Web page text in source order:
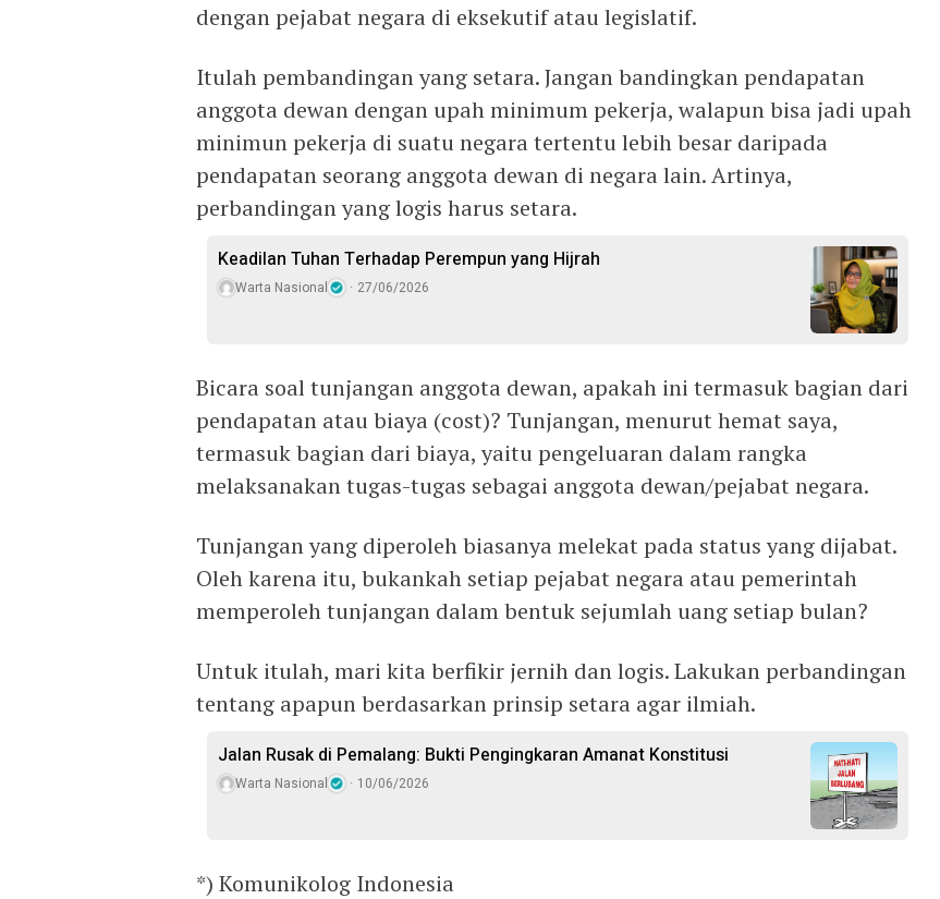
dengan pejabat negara di eksekutif atau legislatif.
Itulah pembandingan yang setara. Jangan bandingkan pendapatan
anggota dewan dengan upah minimum pekerja, walapun bisa jadi upah
minimun pekerja di suatu negara tertentu lebih besar daripada
pendapatan seorang anggota dewan di negara lain. Artinya,
perbandingan yang logis harus setara.
Keadilan Tuhan Terhadap Perempun yang Hijrah
Warta Nasional 27/06/2026
Bicara soal tunjangan anggota dewan, apakah ini termasuk bagian dari
pendapatan atau biaya (cost)? Tunjangan, menurut hemat saya,
termasuk bagian dari biaya, yaitu pengeluaran dalam rangka
melaksanakan tugas-tugas sebagai anggota dewan/pejabat negara.
Tunjangan yang diperoleh biasanya melekat pada status yang dijabat.
Oleh karena itu, bukankah setiap pejabat negara atau pemerintah
memperoleh tunjangan dalam bentuk sejumlah uang setiap bulan?
Untuk itulah, mari kita berfikir jernih dan logis. Lakukan perbandingan
tentang apapun berdasarkan prinsip setara agar ilmiah.
Jalan Rusak di Pemalang: Bukti Pengingkaran Amanat Konstitusi
Warta Nasional 10/06/2026
*) Komunikolog Indonesia